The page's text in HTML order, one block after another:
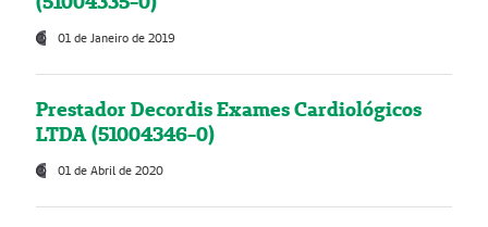
01 de Janeiro de 2019
Prestador Decordis Exames Cardiológicos
LTDA (51004346-0)
01 de Abril de 2020